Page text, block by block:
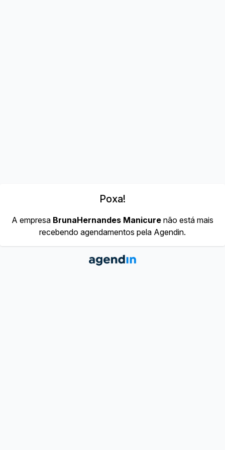
Poxa!
A empresa BrunaHernandes Manicure não está mais
recebendo agendamentos pela Agendin.